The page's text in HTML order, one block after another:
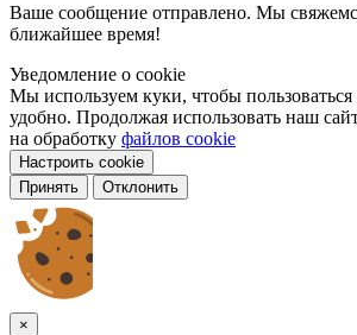
Ваше сообщение отправлено. Мы
ближайшее время!
Уведомление о cookie
Мы используем куки, чтобы
удобно. Продолжая использовать наш
на обработку файлов cookie
Настроить cookie
Принять
Отклонить
×